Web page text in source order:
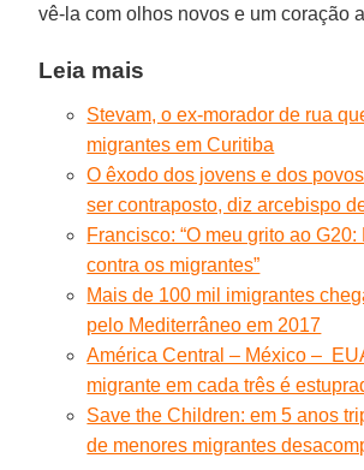
vê-la com olhos novos e um coração
Leia mais
Stevam, o ex-morador de rua
migrantes em Curitiba
O êxodo dos jovens e dos
ser contraposto, diz arcebispo
Francisco: “O meu grito ao
contra os migrantes”
Mais de 100 mil imigrantes
pelo Mediterrâneo em 2017
América Central – México –
migrante em cada três é
Save the Children: em 5 anos
de menores migrantes